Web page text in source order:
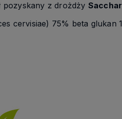
pozyskany z drożdży
cervisiae) 75% beta glukan